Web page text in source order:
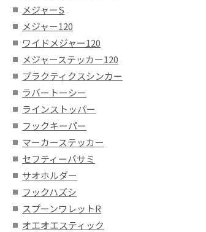
メジャーS
メジャー120
ワイドメジャー120
メジャーステッカー120
プラクティクスシンカー
ラバートーシー
ラインストッパー
フックキーパー
マーカーステッカー
セフティーバサミ
サオホルダー
フックハズシ
スプーンワレットR
オエオエスティック